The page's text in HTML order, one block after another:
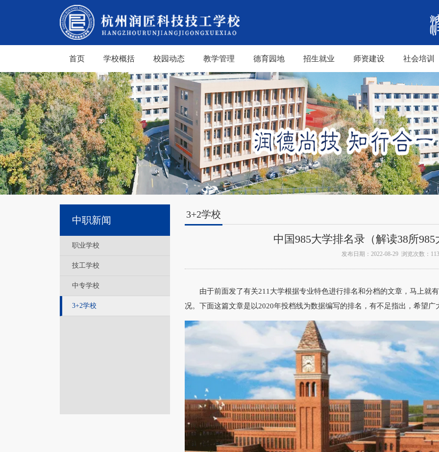
首页 学校概括 校园动态 教学管理 德育园地 招生就业 师资建设 社会培训
中职新闻
职业学校
技工学校
中专学校
3+2学校
3+2学校
中国985大学排名录（解读38所
发布日期：2022-08-29 浏览次数：
由于前面发了有关211大学根据专业特色进行排名和分档的文章，马上就
况。下面这篇文章是以2020年投档线为数据编写的排名，有不足指出，希望广